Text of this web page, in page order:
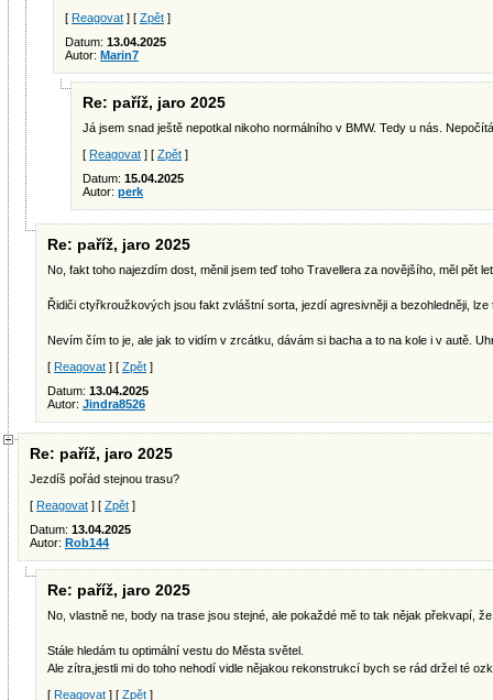
[ Reagovat ] [ Zpět ]
Datum: 13.04.2025
Autor: Marin7
Re: paříž, jaro 2025
Já jsem snad ještě nepotkal nikoho normálního v BMW. Tedy u nás.
[ Reagovat ] [ Zpět ]
Datum: 15.04.2025
Autor: perk
Re: paříž, jaro 2025
No, fakt toho najezdím dost, měnil jsem teď toho Travellera za novějšího, měl pět
Řidiči ctyřkroužkových jsou fakt zvláštní sorta, jezdí agresivněji a bezohledněji, lze
Nevím čím to je, ale jak to vidím v zrcátku, dávám si bacha a to na kole i v autě.
[ Reagovat ] [ Zpět ]
Datum: 13.04.2025
Autor: Jindra8526
Re: paříž, jaro 2025
Jezdíš pořád stejnou trasu?
[ Reagovat ] [ Zpět ]
Datum: 13.04.2025
Autor: Rob144
Re: paříž, jaro 2025
No, vlastně ne, body na trase jsou stejné, ale pokaždé mě to tak nějak překvapí, že
Stále hledám tu optimální vestu do Města světel.
Ale zítra,jestli mi do toho nehodí vidle nějakou rekonstrukcí bych se rád držel té
[ Reagovat ] [ Zpět ]